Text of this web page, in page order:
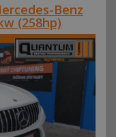
Benz
(258hp)